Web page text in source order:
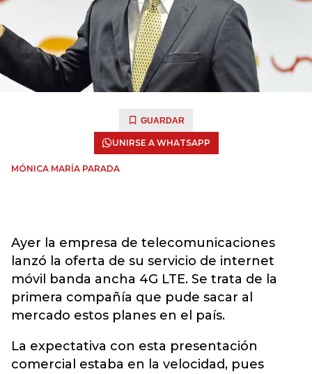
GUARDAR
UNIRSE A WHATSAPP
MÓNICA MARÍA PARADA
Ayer la empresa de telecomunicaciones
lanzó la oferta de su servicio de internet
móvil banda ancha 4G LTE. Se trata de la
primera compañía que pude sacar al
mercado estos planes en el país.
La expectativa con esta presentación
comercial estaba en la velocidad, pues